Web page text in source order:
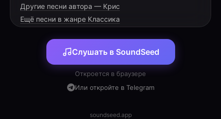
[PRE-CHORUS]
Мы собрались сегодня всей семьёю,
Дочь, зять и внучка — рядышком с тобой.
Пусть сердце полнится живой весною,
Другие песни автора — Крис
Ещё песни в жанре Классика
Слушать в SoundSeed
Откроется в браузере
Или откройте в Telegram
soundseed.app